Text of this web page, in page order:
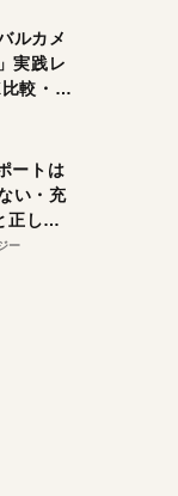
！
ルカメ
実践レ
較・ズ
ェッ
ートは
い・充
正しい
ー